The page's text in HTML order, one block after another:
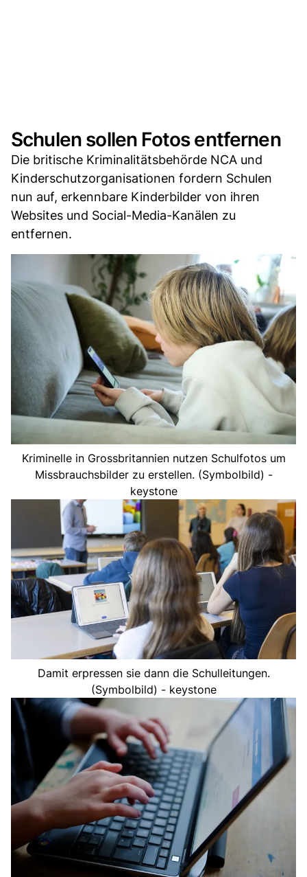
Schulen sollen Fotos entfernen
Die britische Kriminalitätsbehörde NCA und
Kinderschutzorganisationen fordern Schulen
nun auf, erkennbare Kinderbilder von ihren
Websites und Social-Media-Kanälen zu
entfernen.
Kriminelle in Grossbritannien nutzen Schulfotos um
Missbrauchsbilder zu erstellen. (Symbolbild) -
keystone
Damit erpressen sie dann die Schulleitungen.
(Symbolbild) - keystone